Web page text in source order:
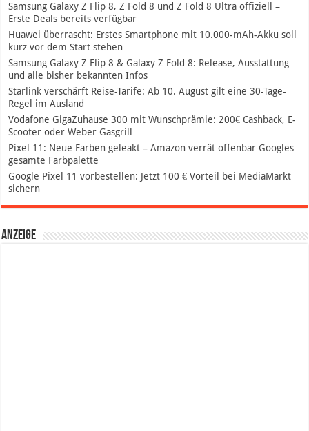
Samsung Galaxy Z Flip 8, Z Fold 8 und Z Fold 8 Ultra offiziell –
Erste Deals bereits verfügbar
Huawei überrascht: Erstes Smartphone mit 10.000-mAh-Akku soll
kurz vor dem Start stehen
Samsung Galaxy Z Flip 8 & Galaxy Z Fold 8: Release, Ausstattung
und alle bisher bekannten Infos
Starlink verschärft Reise-Tarife: Ab 10. August gilt eine 30-Tage-
Regel im Ausland
Vodafone GigaZuhause 300 mit Wunschprämie: 200€ Cashback, E-
Scooter oder Weber Gasgrill
Pixel 11: Neue Farben geleakt – Amazon verrät offenbar Googles
gesamte Farbpalette
Google Pixel 11 vorbestellen: Jetzt 100 € Vorteil bei MediaMarkt
sichern
Anzeige